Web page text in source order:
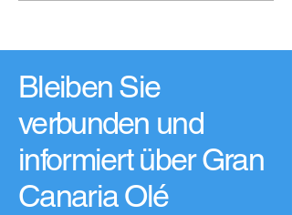
Bleiben Sie
verbunden und
informiert über Gran
Canaria Olé